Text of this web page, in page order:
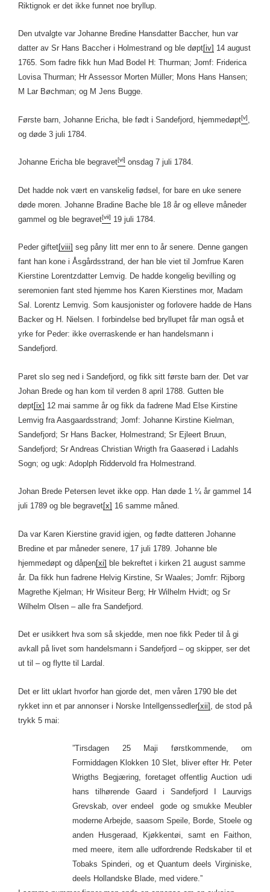
Riktignok er det ikke funnet noe bryllup.
Den utvalgte var Johanne Bredine Hansdatter Baccher, hun var
datter av Sr Hans Baccher i Holmestrand og ble døpt[iv] 14 august
1765. Som fadre fikk hun Mad Bodel H: Thurman; Jomf: Friderica
Lovisa Thurman; Hr Assessor Morten Müller; Mons Hans Hansen;
M Lar Bøchman; og M Jens Bugge.
Første barn, Johanne Ericha, ble født i Sandefjord, hjemmedøpt[v]
og døde 3 juli 1784.
Johanne Ericha ble begravet[vi] onsdag 7 juli 1784.
Det hadde nok vært en vanskelig fødsel, for bare en uke senere
døde moren. Johanne Bradine Bache ble 18 år og elleve måneder
gammel og ble begravet[vii] 19 juli 1784.
Peder giftet[viii] seg påny litt mer enn to år senere. Denne gangen
fant han kone i Åsgårdsstrand, der han ble viet til Jomfrue Karen
Kierstine Lorentzdatter Lemvig. De hadde kongelig bevilling og
seremonien fant sted hjemme hos Karen Kierstines mor, Madam
Sal. Lorentz Lemvig. Som kausjonister og forlovere hadde de Hans
Backer og H. Nielsen. I forbindelse bed bryllupet får man også et
yrke for Peder: ikke overraskende er han handelsmann i
Sandefjord.
Paret slo seg ned i Sandefjord, og fikk sitt første barn der. Det var
Johan Brede og han kom til verden 8 april 1788. Gutten ble
døpt[ix] 12 mai samme år og fikk da fadrene Mad Else Kirstine
Lemvig fra Aasgaardsstrand; Jomf: Johanne Kirstine Kielman,
Sandefjord; Sr Hans Backer, Holmestrand; Sr Ejleert Bruun,
Sandefjord; Sr Andreas Christian Wrigth fra Gaaserød i Ladahls
Sogn; og ugk: Adoplph Riddervold fra Holmestrand.
Johan Brede Petersen levet ikke opp. Han døde 1 ¼ år gammel 14
juli 1789 og ble begravet[x] 16 samme måned.
Da var Karen Kierstine gravid igjen, og fødte datteren Johanne
Bredine et par måneder senere, 17 juli 1789. Johanne ble
hjemmedøpt og dåpen[xi] ble bekreftet i kirken 21 august samme
år. Da fikk hun fadrene Helvig Kirstine, Sr Waales; Jomfr: Rijborg
Magrethe Kjelman; Hr Wisiteur Berg; Hr Wilhelm Hvidt; og Sr
Wilhelm Olsen – alle fra Sandefjord.
Det er usikkert hva som så skjedde, men noe fikk Peder til å gi
avkall på livet som handelsmann i Sandefjord – og skipper, ser det
ut til – og flytte til Lardal.
Det er litt uklart hvorfor han gjorde det, men våren 1790 ble det
rykket inn et par annonser i Norske Intellgenssedler[xii] , de stod på
trykk 5 mai:
”Tirsdagen 25 Maji førstkommende, om
Formiddagen Klokken 10 Slet, bliver efter Hr. Peter
Wrigths Begjæring, foretaget offentlig Auction udi
hans tilhørende Gaard i Sandefjord I Laurvigs
Grevskab, over endeel gode og smukke Meubler
moderne Arbejde, saasom Speile, Borde, Stoele og
anden Husgeraad, Kjøkkentøi, samt en Faithon,
med meere, item alle udfordrende Redskaber til et
Tobaks Spinderi, og et Quantum deels Virginiske,
deels Hollandske Blade, med videre.”